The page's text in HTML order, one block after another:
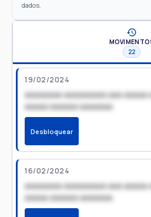
dados.
22
19/02/2024
xxxxxxxx xxxxxxxxx xxx xxxxx
xxxxx xxxxxx xxxxxxx
Desbloquear
16/02/2024
xxxxxxxx xxxxxxxxx xxx xxxxx
xxxxx xxxxxx xxxxxxx